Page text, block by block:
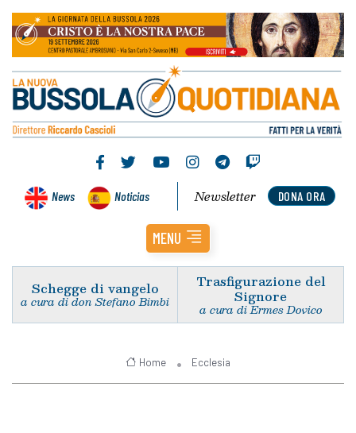
News Noticias DONA ORA
Newsletter
MENU
Schegge di vangelo
a cura di don Stefano Bimbi
Trasfigurazione del
Signore
a cura di Ermes Dovico
Home Ecclesia